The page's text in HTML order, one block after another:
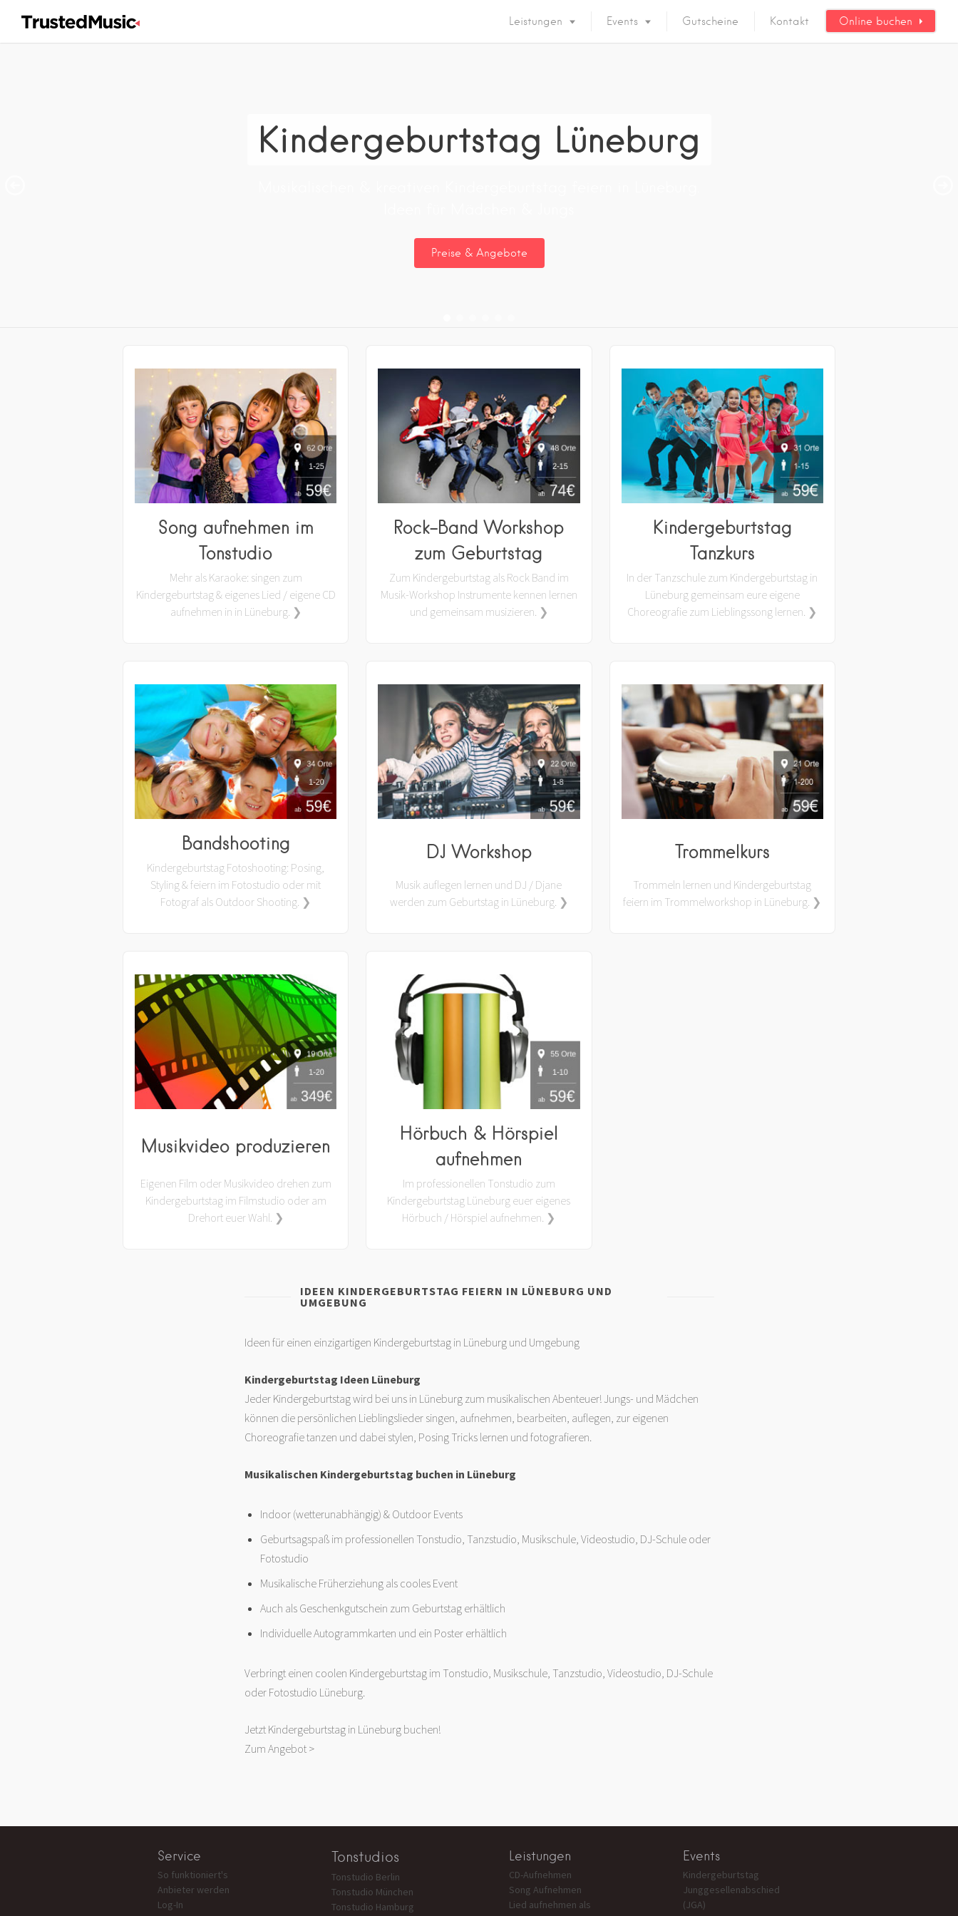
Leistungen Events Gutscheine Kontakt Online buchen
Kindergeburtstag Lüneburg
Song aufnehmen im
Tonstudio
Mehr als Karaoke: singen zum
Kindergeburtstag & eigenes Lied / eigene CD
aufnehmen in in Lüneburg. ❯
Rock-Band Workshop
zum Geburtstag
Zum Kindergeburtstag als Rock Band im
Musik-Workshop Instrumente kennen lernen
und gemeinsam musizieren. ❯
Kindergeburtstag
Tanzkurs
In der Tanzschule zum Kindergeburtstag in
Lüneburg gemeinsam eure eigene
Choreografie zum Lieblingssong lernen. ❯
Bandshooting
Kindergeburtstag Fotoshooting: Posing,
Styling & feiern im Fotostudio oder mit
Fotograf als Outdoor Shooting. ❯
DJ Workshop
Musik auflegen lernen und DJ / Djane
werden zum Geburtstag in Lüneburg. ❯
Trommelkurs
Trommeln lernen und Kindergeburtstag
feiern im Trommelworkshop in Lüneburg. ❯
Musikvideo produzieren
Eigenen Film oder Musikvideo drehen zum
Kindergeburtstag im Filmstudio oder am
Drehort euer Wahl. ❯
Hörbuch & Hörspiel
aufnehmen
Im professionellen Tonstudio zum
Kindergeburtstag Lüneburg euer eigenes
Hörbuch / Hörspiel aufnehmen. ❯
IDEEN KINDERGEBURTSTAG FEIERN IN LÜNEBURG UND
UMGEBUNG
Ideen für einen einzigartigen Kindergeburtstag in Lüneburg und Umgebung
Kindergeburtstag Ideen Lüneburg
Jeder Kindergeburtstag wird bei uns in Lüneburg zum musikalischen Abenteuer! Jungs- und Mädchen
können die persönlichen Lieblingslieder singen, aufnehmen, bearbeiten, auflegen, zur eigenen
Choreografie tanzen und dabei stylen, Posing Tricks lernen und fotografieren.
Musikalischen Kindergeburtstag buchen in Lüneburg
Indoor (wetterunabhängig) & Outdoor Events
Geburtsagspaß im professionellen Tonstudio, Tanzstudio, Musikschule, Videostudio, DJ-Schule oder
Fotostudio
Musikalische Früherziehung als cooles Event
Auch als Geschenkgutschein zum Geburtstag erhältlich
Individuelle Autogrammkarten und ein Poster erhältlich
Verbringt einen coolen Kindergeburtstag im Tonstudio, Musikschule, Tanzstudio, Videostudio, DJ-Schule
oder Fotostudio Lüneburg.
Jetzt Kindergeburtstag in Lüneburg buchen!
Zum Angebot >
Service
So funktioniert's
Anbieter werden
Log-In
Tonstudios
Tonstudio Berlin
Tonstudio München
Tonstudio Hamburg
Leistungen
CD-Aufnehmen
Song Aufnehmen
Lied aufnehmen als
Events
Kindergeburtstag
Junggesellenabschied
(JGA)